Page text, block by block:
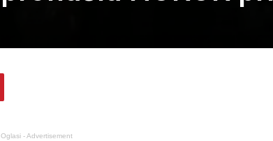
Oglasi - Advertisement